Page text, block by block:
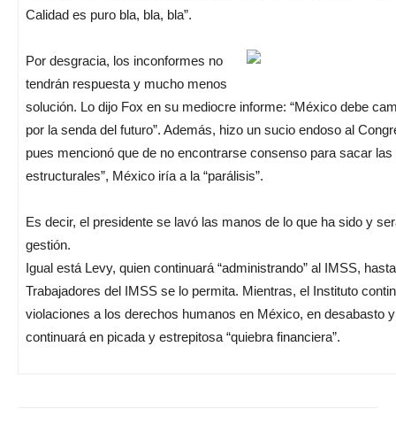
Calidad es puro bla, bla, bla”.
Por desgracia, los inconformes no
tendrán respuesta y mucho menos
solución. Lo dijo Fox en su mediocre informe: “México debe
por la senda del futuro”. Además, hizo un sucio endoso al
pues mencionó que de no encontrarse consenso para sacar las
estructurales”, México iría a la “parálisis”.
Es decir, el presidente se lavó las manos de lo que ha sido y
gestión.
Igual está Levy, quien continuará “administrando” al IMSS,
Trabajadores del IMSS se lo permita. Mientras, el Instituto
violaciones a los derechos humanos en México, en desabasto
continuará en picada y estrepitosa “quiebra financiera”.